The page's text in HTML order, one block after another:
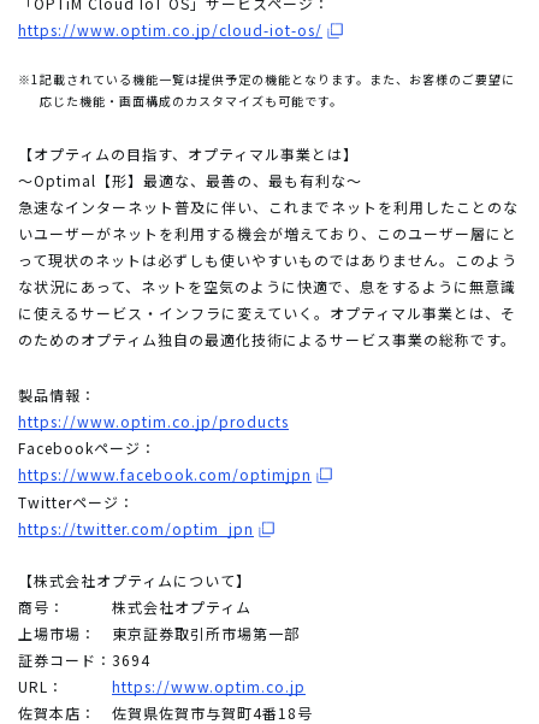
https://www.optim.co.jp/cloud-iot-os/
※1 記載されている機能一覧は提供予定の機能となります。また、お客様のご要望に
応じた機能・画面構成のカスタマイズも可能です。
【オプティムの目指す、オプティマル事業とは】
～Optimal【形】最適な、最善の、最も有利な～
急速なインターネット普及に伴い、これまでネットを利用したことのな
いユーザーがネットを利用する機会が増えており、このユーザー層にと
って現状のネットは必ずしも使いやすいものではありません。このよう
な状況にあって、ネットを空気のように快適で、息をするように無意識
に使えるサービス・インフラに変えていく。オプティマル事業とは、そ
のためのオプティム独自の最適化技術によるサービス事業の総称です。
製品情報：
https://www.optim.co.jp/products
Facebookページ：
https://www.facebook.com/optimjpn
Twitterページ：
https://twitter.com/optim_jpn
【株式会社オプティムについて】
商号：
株式会社オプティム
上場市場：
東京証券取引所市場第一部
証券コード： 3694
URL：
https://www.optim.co.jp
佐賀本店：
佐賀県佐賀市与賀町4番18号